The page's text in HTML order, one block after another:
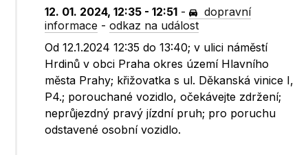
12. 01. 2024, 12:35 - 12:51 -
dopravní
informace -odkaz na událost
Od 12.1.2024 12:35 do 13:40; v ulici náměstí
Hrdinů v obci Praha okres území Hlavního
města Prahy; křižovatka s ul. Děkanská vinice I,
P4.; porouchané vozidlo, očekávejte zdržení;
neprůjezdný pravý jízdní pruh; pro poruchu
odstavené osobní vozidlo.